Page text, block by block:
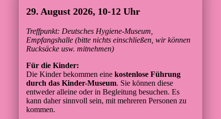
29. August 2026, 10-12 Uhr
Treffpunkt: Deutsches Hygiene-Museum,
Empfangshalle (bitte nichts einschließen, wir können
Rucksäcke usw. mitnehmen)
Für die Kinder:
Die Kinder bekommen eine kostenlose Führung
durch das Kinder-Museum. Sie können diese
entweder alleine oder in Begleitung besuchen. Es
kann daher sinnvoll sein, mit mehreren Personen zu
kommen.